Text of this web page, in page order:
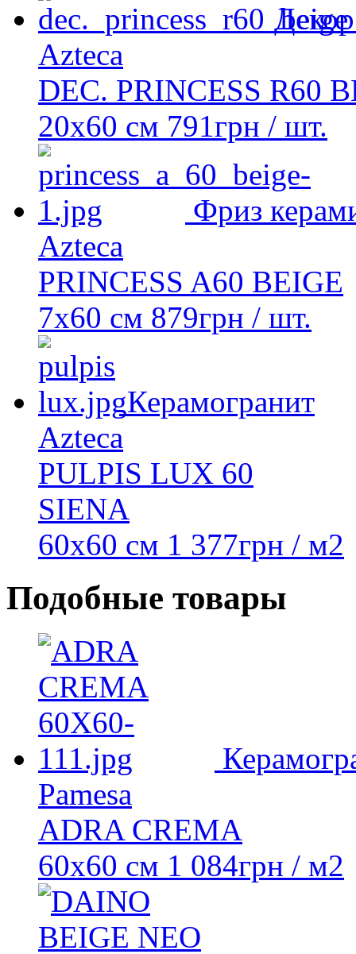
Azteca
DEC. PRINCESS R60
20х60 см 791грн / шт.
Фриз
Azteca
PRINCESS A60 BEIGE
7x60 см 879грн / шт.
Керамогранит
Azteca
PULPIS LUX 60
SIENA
60x60 см 1 377грн / м2
Подобные товары
Pamesa
ADRA CREMA
60x60 см 1 084грн / м2